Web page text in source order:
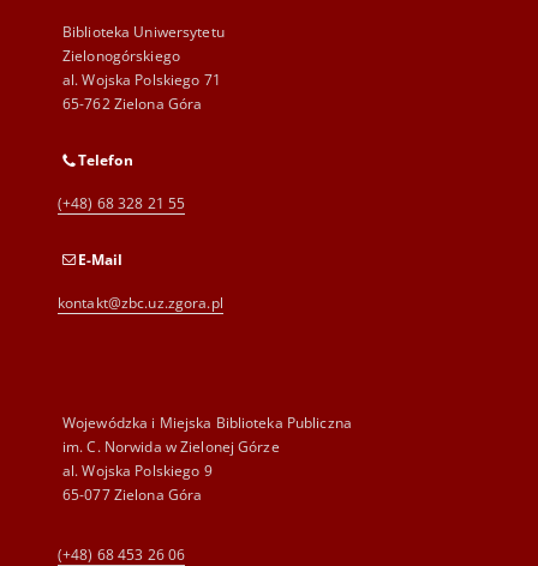
Biblioteka Uniwersytetu
Zielonogórskiego
al. Wojska Polskiego 71
65-762 Zielona Góra
Telefon
(+48) 68 328 21 55
E-Mail
kontakt@zbc.uz.zgora.pl
Wojewódzka i Miejska Biblioteka Publiczna
im. C. Norwida w Zielonej Górze
al. Wojska Polskiego 9
65-077 Zielona Góra
(+48) 68 453 26 06